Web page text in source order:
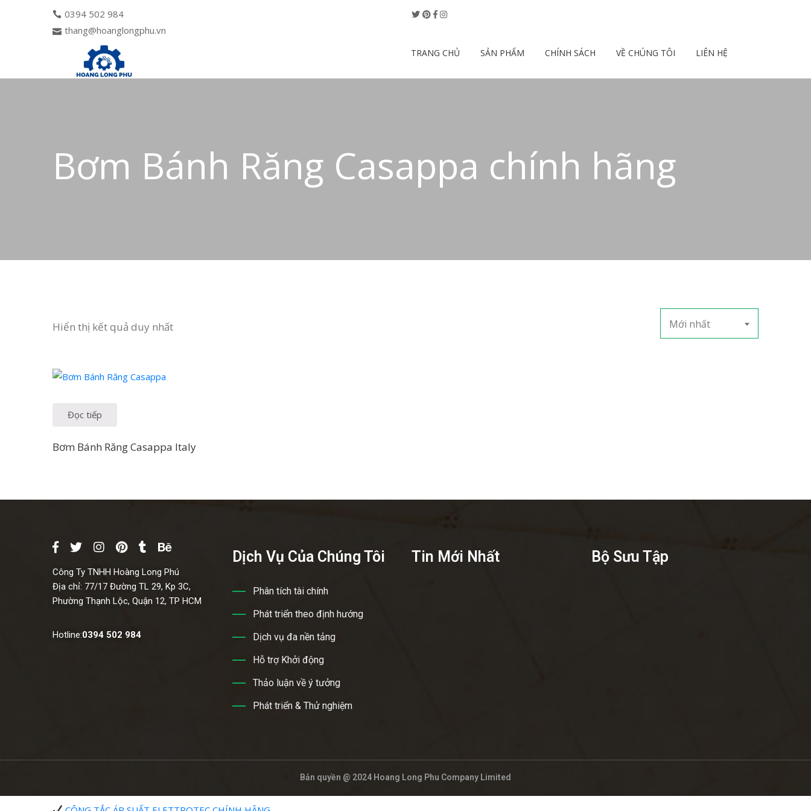
0394 502 984
thang@hoanglongphu.vn
TRANG CHỦ SẢN PHẨM CHÍNH SÁCH VỀ CHÚNG TÔI LIÊN HỆ
Bơm Bánh Răng Casappa chính hãng
Hiển thị kết quả duy nhất Mới nhất
Đọc tiếp
Bơm Bánh Răng Casappa Italy
Công Ty TNHH Hoàng Long Phú
Địa chỉ: 77/17 Đường TL 29, Kp 3C,
Phường Thạnh Lộc, Quận 12, TP HCM
Hotline:0394 502 984
Dịch Vụ Của Chúng Tôi
Phân tích tài chính
Phát triển theo định hướng
Dịch vụ đa nền tảng
Hỗ trợ Khởi động
Thảo luận về ý tưởng
Phát triển & Thử nghiệm
Tin Mới Nhất Bộ Sưu Tập
Bản quyền @ 2024 Hoang Long Phu Company Limited